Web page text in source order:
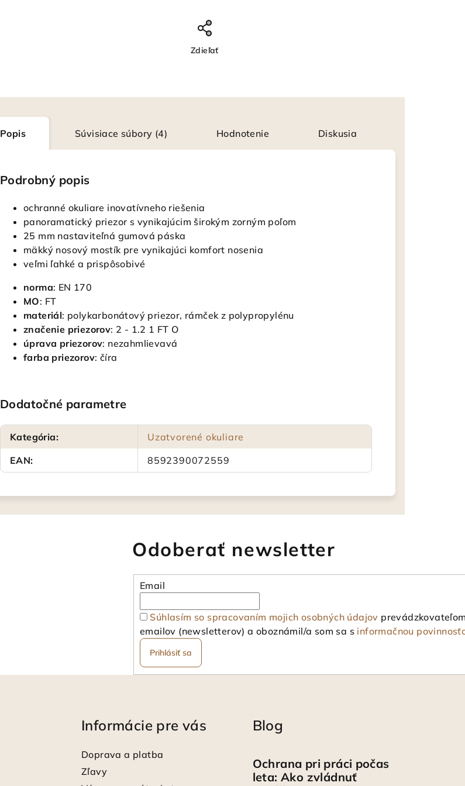
Zdieľať
Popis Súvisiace súbory (4) Hodnotenie Diskusia
Podrobný popis
ochranné okuliare inovatívneho riešenia
panoramatický priezor s vynikajúcim širokým zorným poľom
25 mm nastaviteľná gumová páska
mäkký nosový mostík pre vynikajúci komfort nosenia
veľmi ľahké a prispôsobivé
norma: EN 170
MO: FT
materiál: polykarbonátový priezor, rámček z polypropylénu
značenie priezorov: 2 - 1.2 1 FT O
úprava priezorov: nezahmlievavá
farba priezorov: číra
Dodatočné parametre
Kategória:
Uzatvorené okuliare
EAN: 8592390072559
Odoberať newsletter
Email
Súhlasím so spracovaním mojich osobných údajov
emailov (newsletterov) a oboznámil/a som sa s informačnou
Prihlásiť sa
Informácie pre vás
Doprava a platba
Zľavy
Blog
Ochrana pri práci počas
leta: Ako zvládnuť